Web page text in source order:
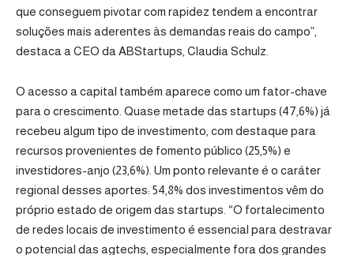
que conseguem pivotar com rapidez tendem a encontrar
soluções mais aderentes às demandas reais do campo”,
destaca a CEO da ABStartups, Claudia Schulz.
O acesso a capital também aparece como um fator-chave
para o crescimento. Quase metade das startups (47,6%) já
recebeu algum tipo de investimento, com destaque para
recursos provenientes de fomento público (25,5%) e
investidores-anjo (23,6%). Um ponto relevante é o caráter
regional desses aportes: 54,8% dos investimentos vêm do
próprio estado de origem das startups. “O fortalecimento
de redes locais de investimento é essencial para destravar
o potencial das agtechs, especialmente fora dos grandes